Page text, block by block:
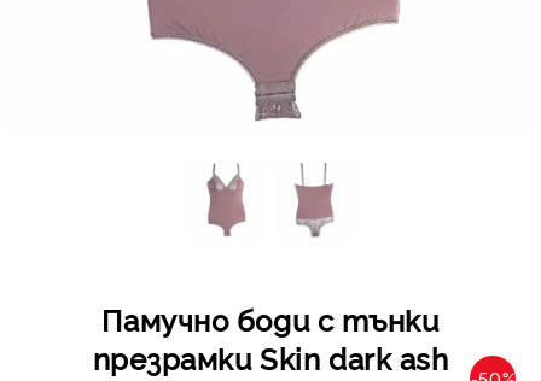
Памучно боди с тънки
презрамки Skin dark ash